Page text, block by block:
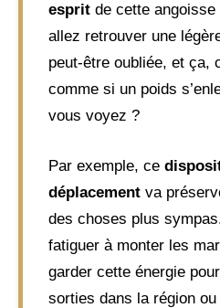
esprit de cette
allez retrouver une
peut-être oubliée, et ça,
comme si un poids
vous voyez ?
Par exemple, ce
déplacement va
des choses plus
fatiguer à monter les
garder cette énergie
sorties dans la région